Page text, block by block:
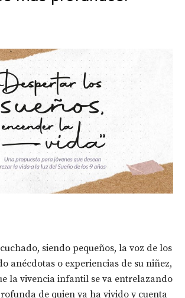
siendo pequeños, la voz de los
anécdotas o experiencias de su niñez,
la vivencia infantil se va entrelazando
de quien ya ha vivido y cuenta